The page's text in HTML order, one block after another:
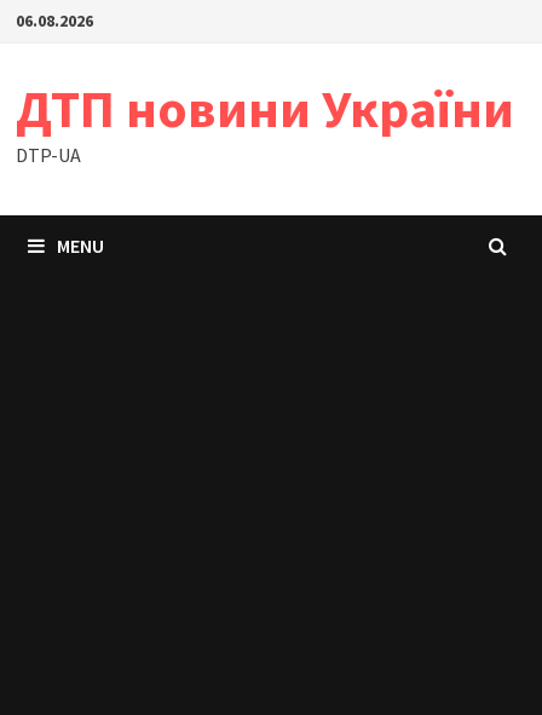
Skip06.08.2026
ДТП новини України
DTP-UA
MENU